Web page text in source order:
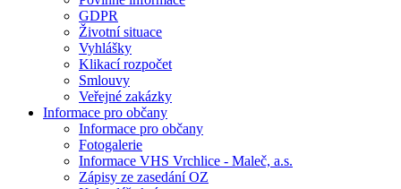
GDPR
Životní situace
Vyhlášky
Klikací rozpočet
Smlouvy
Veřejné zakázky
Informace pro občany
Informace pro občany
Fotogalerie
Informace VHS Vrchlice - Maleč, a.s.
Zápisy ze zasedání OZ